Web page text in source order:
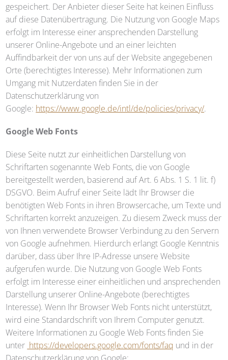
gespeichert. Der Anbieter dieser Seite hat keinen Einfluss
auf diese Datenübertragung. Die Nutzung von Google Maps
erfolgt im Interesse einer ansprechenden Darstellung
unserer Online-Angebote und an einer leichten
Auffindbarkeit der von uns auf der Website angegebenen
Orte (berechtigtes Interesse). Mehr Informationen zum
Umgang mit Nutzerdaten finden Sie in der
Datenschutzerklärung von
Google: https://www.google.de/intl/de/policies/privacy/.
Google Web Fonts
Diese Seite nutzt zur einheitlichen Darstellung von
Schriftarten sogenannte Web Fonts, die von Google
bereitgestellt werden, basierend auf Art. 6 Abs. 1 S. 1 lit. f)
DSGVO. Beim Aufruf einer Seite lädt Ihr Browser die
benötigten Web Fonts in ihren Browsercache, um Texte und
Schriftarten korrekt anzuzeigen. Zu diesem Zweck muss der
von Ihnen verwendete Browser Verbindung zu den Servern
von Google aufnehmen. Hierdurch erlangt Google Kenntnis
darüber, dass über Ihre IP-Adresse unsere Website
aufgerufen wurde. Die Nutzung von Google Web Fonts
erfolgt im Interesse einer einheitlichen und ansprechenden
Darstellung unserer Online-Angebote (berechtigtes
Interesse). Wenn Ihr Browser Web Fonts nicht unterstützt,
wird eine Standardschrift von Ihrem Computer genutzt.
Weitere Informationen zu Google Web Fonts finden Sie
unter https://developers.google.com/fonts/faq und in der